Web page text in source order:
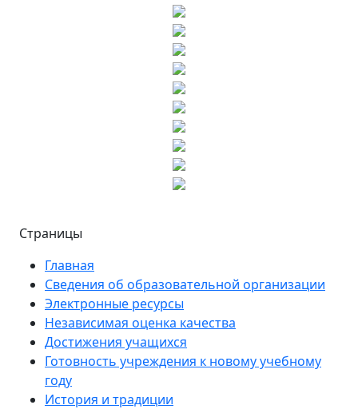
Страницы
Главная
Сведения об образовательной организации
Электронные ресурсы
Независимая оценка качества
Достижения учащихся
Готовность учреждения к новому учебному
году
История и традиции